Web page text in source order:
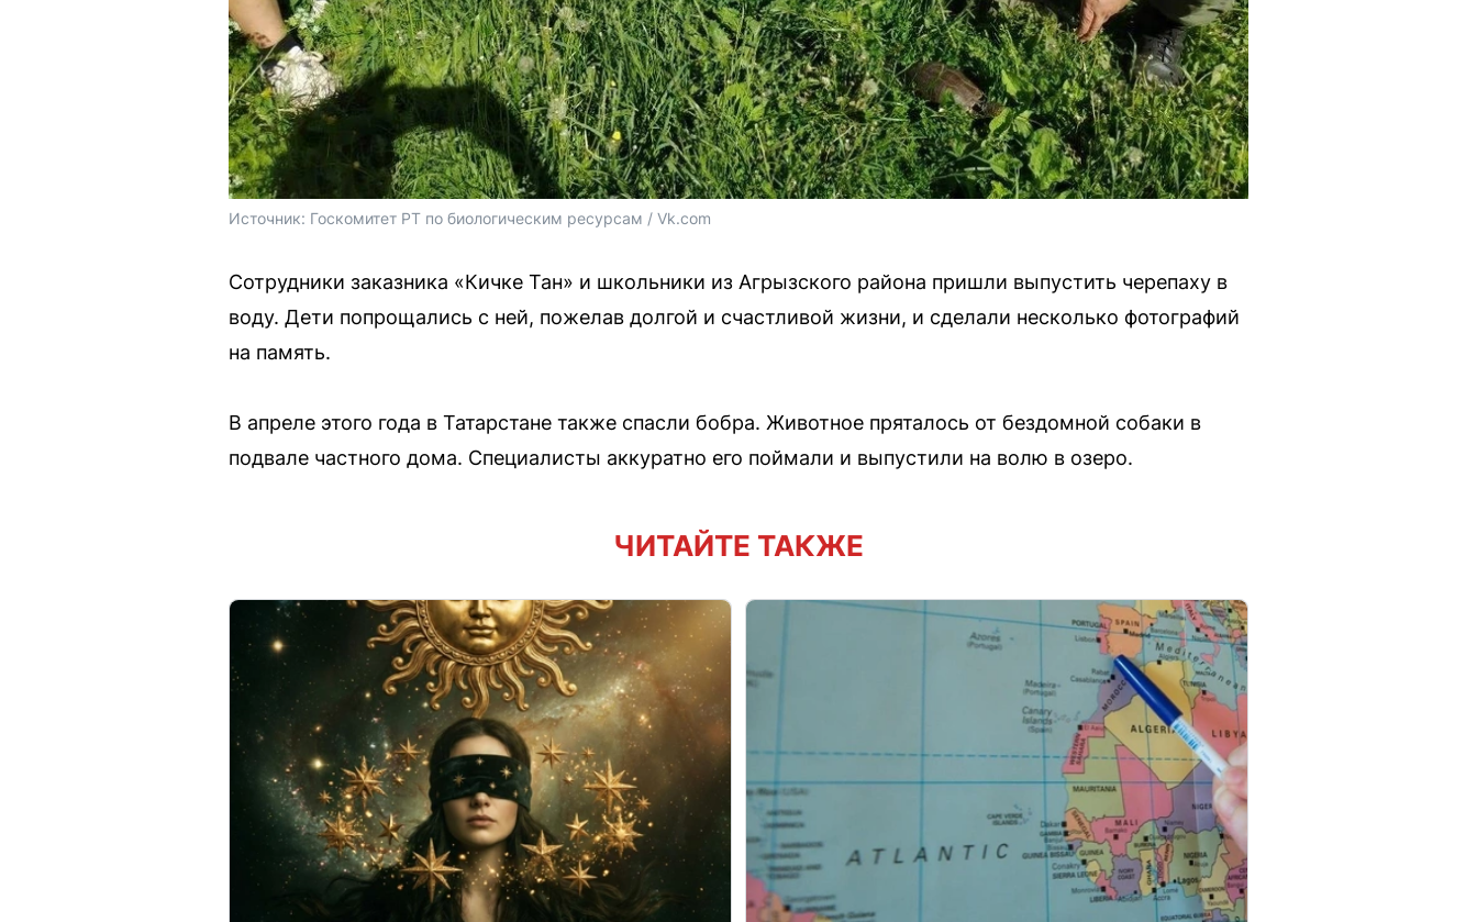
Источник: Госкомитет РТ по биологическим ресурсам / Vk.com
Сотрудники заказника «Кичке Тан» и школьники из Агрызского района пришли выпустить черепаху в
воду. Дети попрощались с ней, пожелав долгой и счастливой жизни, и сделали несколько фотографий
на память.
В апреле этого года в Татарстане также спасли бобра. Животное пряталось от бездомной собаки в
подвале частного дома. Специалисты аккуратно его поймали и выпустили на волю в озеро.
ЧИТАЙТЕ ТАКЖЕ